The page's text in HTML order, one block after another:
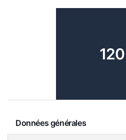
120
Données générales